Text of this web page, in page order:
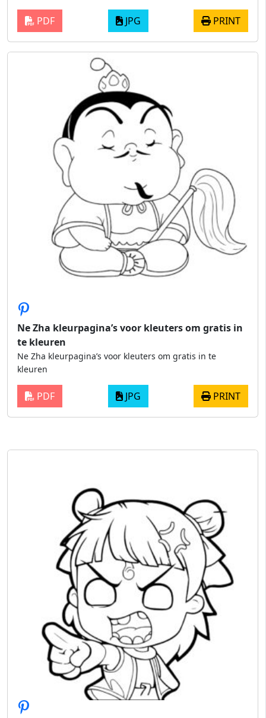
PDF JPG PRINT
Ne Zha kleurpagina’s voor kleuters om gratis in
te kleuren
Ne Zha kleurpagina’s voor kleuters om gratis in te
kleuren
PDF JPG PRINT